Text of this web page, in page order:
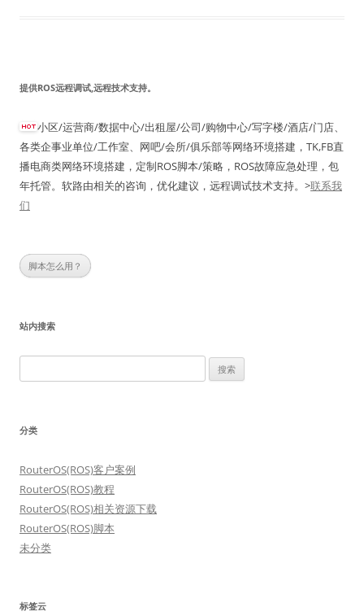
提供ROS远程调试,远程技术支持。
小区/运营商/数据中心/出租屋/公司/购物中心/写字楼/酒店/门店、
各类企事业单位/工作室、网吧/会所/俱乐部等网络环境搭建，TK,FB直
播电商类网络环境搭建，定制ROS脚本/策略，ROS故障应急处理，包
年托管。软路由相关的咨询，优化建议，远程调试技术支持。>联系我
们
脚本怎么用？
站内搜索
索：
分类
RouterOS(ROS)客户案例
RouterOS(ROS)教程
RouterOS(ROS)相关资源下载
RouterOS(ROS)脚本
未分类
标签云